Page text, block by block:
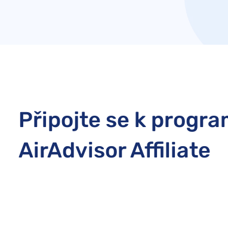
Připojte se k
AirAdvisor Affiliate